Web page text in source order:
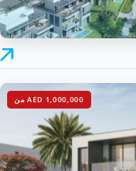
AED 1,000,000 من